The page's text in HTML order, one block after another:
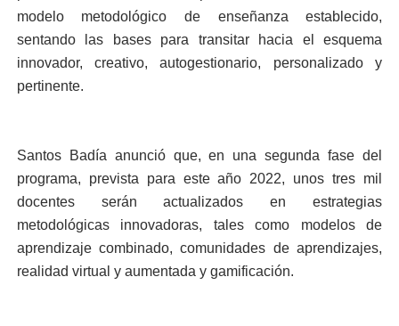
modelo metodológico de enseñanza establecido,
sentando las bases para transitar hacia el esquema
innovador, creativo, autogestionario, personalizado y
pertinente.
Santos Badía anunció que, en una segunda fase del
programa, prevista para este año 2022, unos tres mil
docentes serán actualizados en estrategias
metodológicas innovadoras, tales como modelos de
aprendizaje combinado, comunidades de aprendizajes,
realidad virtual y aumentada y gamificación.